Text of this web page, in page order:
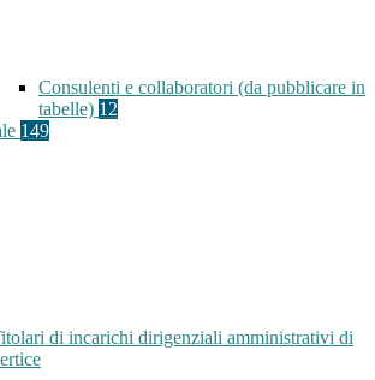
Consulenti e collaboratori (da pubblicare in
tabelle) 12
149
di incarichi dirigenziali amministrativi di